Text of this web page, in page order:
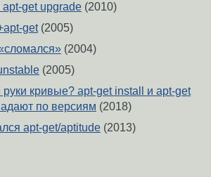
get upgrade (2010)
get(2005)
(2004)
(2005)
руки кривые? apt-get install и apt-get
по версиям (2018)
apt-get/aptitude (2013)